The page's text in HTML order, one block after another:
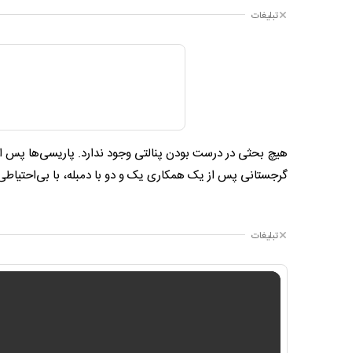
تبلیغات
هیچ بحثی در درست بودن پنالتی وجود ندارد. ‌پاریسی‌ها
گرجستانی پس از یک همکاری یک و دو با دمبله، با
تبلیغات